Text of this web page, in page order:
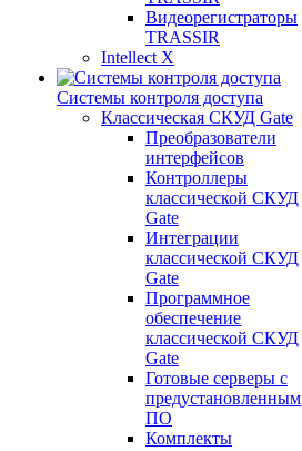
Видеорегистраторы
TRASSIR
Intellect X
Системы контроля доступа
Классическая СКУД Gate
Преобразователи
интерфейсов
Контроллеры
классической СКУД
Gate
Интеграции
классической СКУД
Gate
Программное
обеспечение
классической СКУД
Gate
Готовые серверы с
предустановленным
ПО
Комплекты